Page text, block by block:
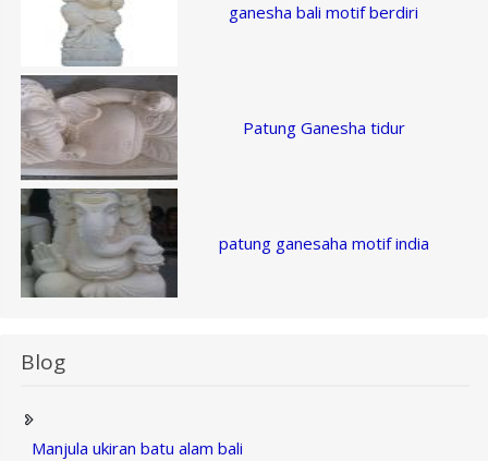
ganesha bali motif berdiri
Patung Ganesha tidur
patung ganesaha motif india
Blog
Manjula ukiran batu alam bali